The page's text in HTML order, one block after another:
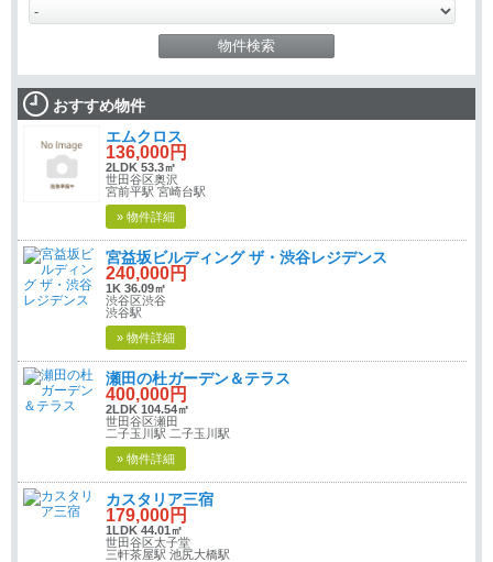
おすすめ物件
エムクロス
136,000円
2LDK 53.3㎡
世田谷区奥沢
宮前平駅 宮崎台駅
» 物件詳細
宮益坂ビルディング ザ・渋谷レジデンス
240,000円
1K 36.09㎡
渋谷区渋谷
渋谷駅
» 物件詳細
瀬田の杜ガーデン＆テラス
400,000円
2LDK 104.54㎡
世田谷区瀬田
二子玉川駅 二子玉川駅
» 物件詳細
カスタリア三宿
179,000円
1LDK 44.01㎡
世田谷区太子堂
三軒茶屋駅 池尻大橋駅